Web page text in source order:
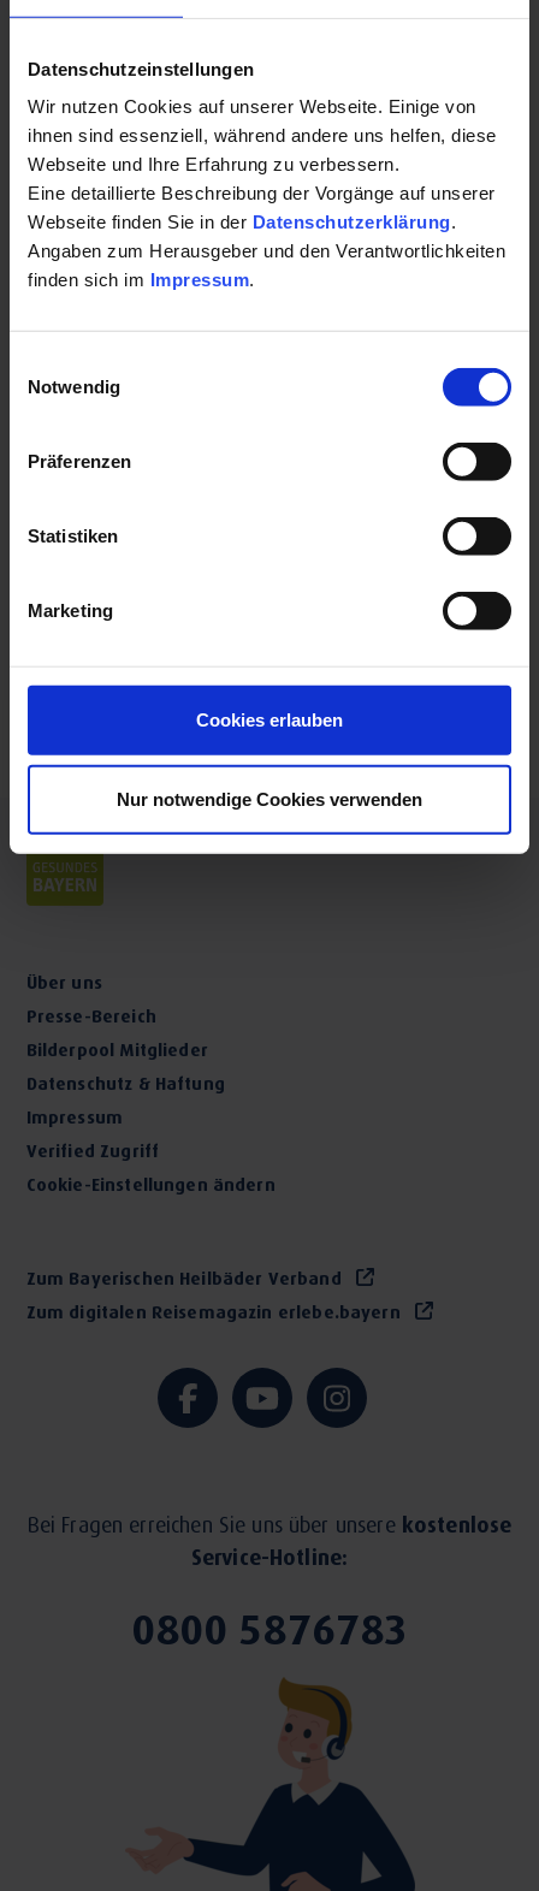
Datenschutzeinstellungen
Wir nutzen Cookies auf unserer Webseite. Einige von
ihnen sind essenziell, während andere uns helfen, diese
Webseite und Ihre Erfahrung zu verbessern.
Eine detaillierte Beschreibung der Vorgänge auf unserer
Webseite finden Sie in der Datenschutzerklärung.
Angaben zum Herausgeber und den Verantwortlichkeiten
finden sich im Impressum.
Notwendig
Präferenzen
Statistiken
Marketing
Cookies erlauben
Nur notwendige Cookies verwenden
Aus langjähriger Erfahrung weiß man, wie wichtig schöne
und gesunde Zähne für das persönliche Wohlbefinden sind.
86825 Bad Wörishofen
Auf Karte anzeigen |
Telefon:
+498247308855
E-Mail:
info@praxis-goldmann.de
Über uns
Presse-Bereich
Bilderpool Mitglieder
Datenschutz & Haftung
Impressum
Verified Zugriff
Cookie-Einstellungen ändern
Zum Bayerischen Heilbäder Verband
Zum digitalen Reisemagazin erlebe.bayern
Bei Fragen erreichen Sie uns über unsere kostenlose
Service-Hotline:
0800 5876783